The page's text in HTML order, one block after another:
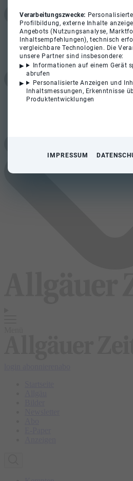
Verarbeitungszwecke:
Profilbildung, externe Inhalte
Angebots (Nutzungsanalyse,
Inhaltsempfehlungen), technisch
vergleichbare Technologien. Die
unsere Partner sind insbesondere:
Informationen auf einem Gerät
abrufen
Personalisierte Anzeigen und
Inhaltsmessungen, Erkenntnisse
Produktentwicklungen
IMPRESSUM